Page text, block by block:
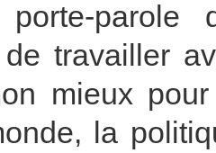
porte-
travailler
mieux pour
la